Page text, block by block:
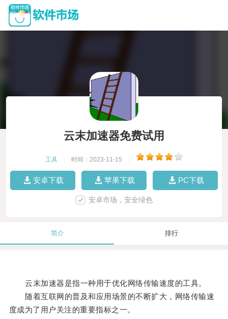
云末加速器免费试用
工具 时间：2023-11-15
安卓下载 苹果下载 PC下载
安卓市场，安全绿色
简介 排行
云末加速器是指一种用于优化网络传输速度的工具。
随着互联网的普及和应用场景的不断扩大，网络传输速
度成为了用户关注的重要指标之一。